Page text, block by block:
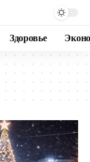
Здоровье